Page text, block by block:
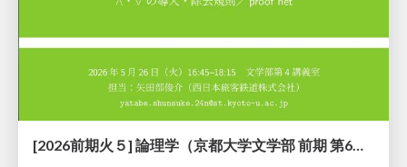
[2026前期火５] 論理学（京都大学文学部 前期 第6回）「かつとまたはの規則」